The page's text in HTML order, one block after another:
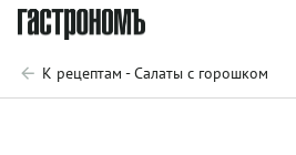
К рецептам - Салаты с горошком